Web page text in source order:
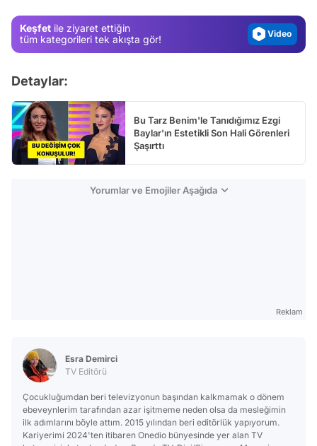
Keşfet ile ziyaret ettiğin
tüm kategorileri tek akışta gör!
Video
Detaylar:
Bu Tarz Benim'le Tanıdığımız Ezgi
Baylar'ın Estetikli Son Hali Görenleri
Şaşırttı
Yorumlar ve Emojiler Aşağıda
Reklam
Esra Demirci
TV Editörü
Çocukluğumdan beri televizyonun başından kalkmamak o dönem
ebeveynlerim tarafından azar işitmeme neden olsa da mesleğimin
ilk adımlarını böyle attım. 2015 yılından beri editörlük yapıyorum.
Kariyerimi 2024'ten itibaren Onedio bünyesinde yer alan TV